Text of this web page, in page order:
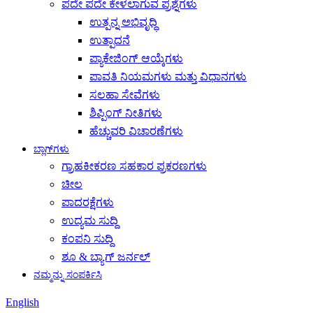
ಪದೇ ಪದೇ ಕೇಳಲಾಗುವ ಪ್ರಶ್ನೆಗಳು
ಉತ್ಪನ್ನ ಅಭಿವೃದ್ಧಿ
ಉತ್ಪಾದನೆ
ಪ್ಯಾಕೇಜಿಂಗ್ ಆಯ್ಕೆಗಳು
ಪಾವತಿ ನಿಯಮಗಳು ಮತ್ತು ವಿಧಾನಗಳು
ಸಲಹಾ ಸೇವೆಗಳು
ಶಿಪ್ಪಿಂಗ್ ನೀತಿಗಳು
ಹೆಚ್ಚುವರಿ ವಿಚಾರಣೆಗಳು
ಬ್ಲಾಗ್‌ಗಳು
ಗ್ರಾಹಕೀಕರಣ ಸಹಕಾರ ಪ್ರಕರಣಗಳು
ಚೀಲ
ಪಾದರಕ್ಷೆಗಳು
ಉದ್ಯಮ ಸುದ್ದಿ
ಕಂಪನಿ ಸುದ್ದಿ
ಶೂ & ಬ್ಯಾಗ್ ಜರ್ನಲ್
ನಮ್ಮನ್ನು ಸಂಪರ್ಕಿಸಿ
English